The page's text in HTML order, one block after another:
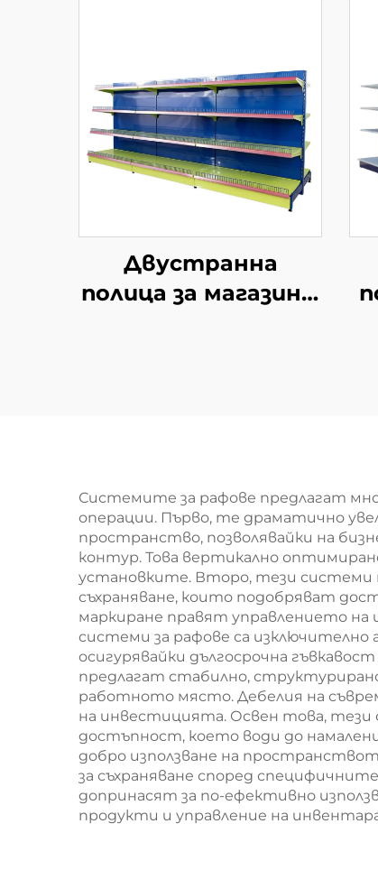
Двустранна
полица за магазин с
Системите за рафове предлагат
операции. Първо, те драматично
пространство, позволявайки на
контур. Това вертикално
установките. Второ, тези системи
съхраняване, които подобряват
маркиране правят управлението
системи за рафове са
осигурявайки дългосрочна
предлагат стабилно,
работното място. Дебелия на
на инвестицията. Освен това, тези
достъпност, което води до
добро използване на
за съхраняване според
допринасят за по-ефективно
продукти и управление на